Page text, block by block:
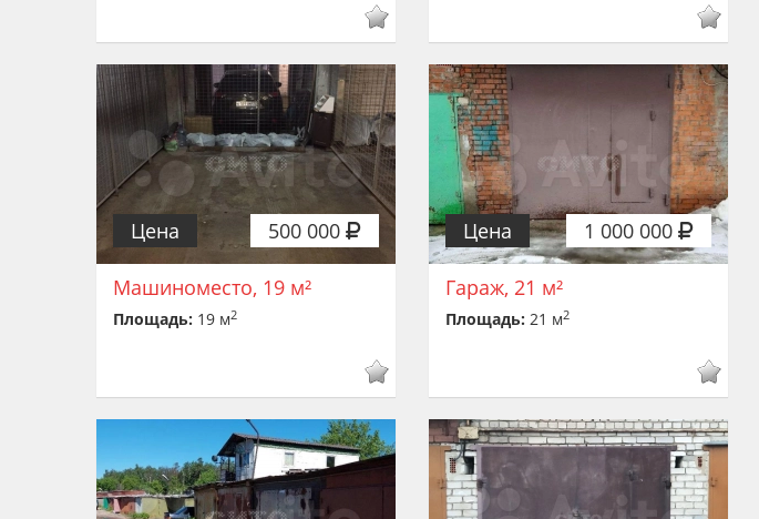
500 000
Цена
Машиноместо, 19 м²
Площадь: 19 м2
1 000 000
Цена
Гараж, 21 м²
Площадь: 21 м2